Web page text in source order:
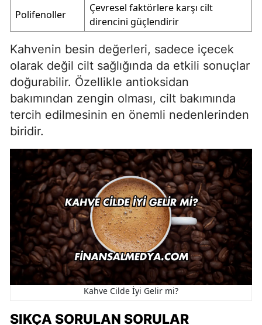
Polifenoller
Çevresel faktörlere karşı cilt
direncini güçlendirir
Kahvenin besin değerleri, sadece içecek
olarak değil cilt sağlığında da etkili sonuçlar
doğurabilir. Özellikle antioksidan
bakımından zengin olması, cilt bakımında
tercih edilmesinin en önemli nedenlerinden
biridir.
Kahve Cilde İyi Gelir mi?
SIKÇA SORULAN SORULAR